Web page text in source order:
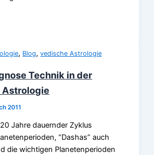
, Blog,vedische Astrologie
Technik in der
2011
Jahre dauernder Zyklus
“Dashas” auch
die wichtigen Planetenperioden